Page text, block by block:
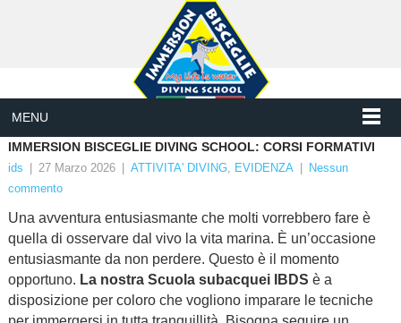
MENU
IMMERSION BISCEGLIE DIVING SCHOOL: CORSI FORMATIVI
ids 27 Marzo 2026 ATTIVITA' DIVING, EVIDENZA
Nessun
commento
Una avventura entusiasmante che molti vorrebbero fare è
quella di osservare dal vivo la vita marina. È un’occasione
entusiasmante da non perdere. Questo è il momento
opportuno. La nostra Scuola subacquei IBDS è a
disposizione per coloro che vogliono imparare le tecniche